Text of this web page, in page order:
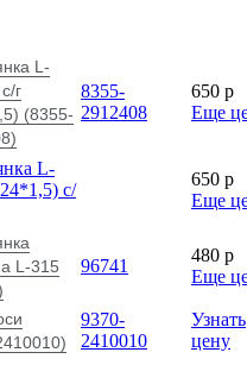
L-
г
(8355-
8355-
2912408
650 p
Еще
L-
с/
650 p
Еще
L-315
96741
480 p
Еще
9370-
2410010
Узнать
цену